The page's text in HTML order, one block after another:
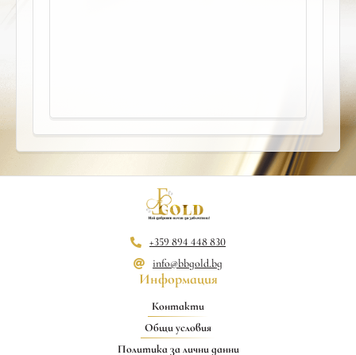
+359 894 448 830
info@bbgold.bg
Информация
Контакти
Общи условия
Политика за лични данни